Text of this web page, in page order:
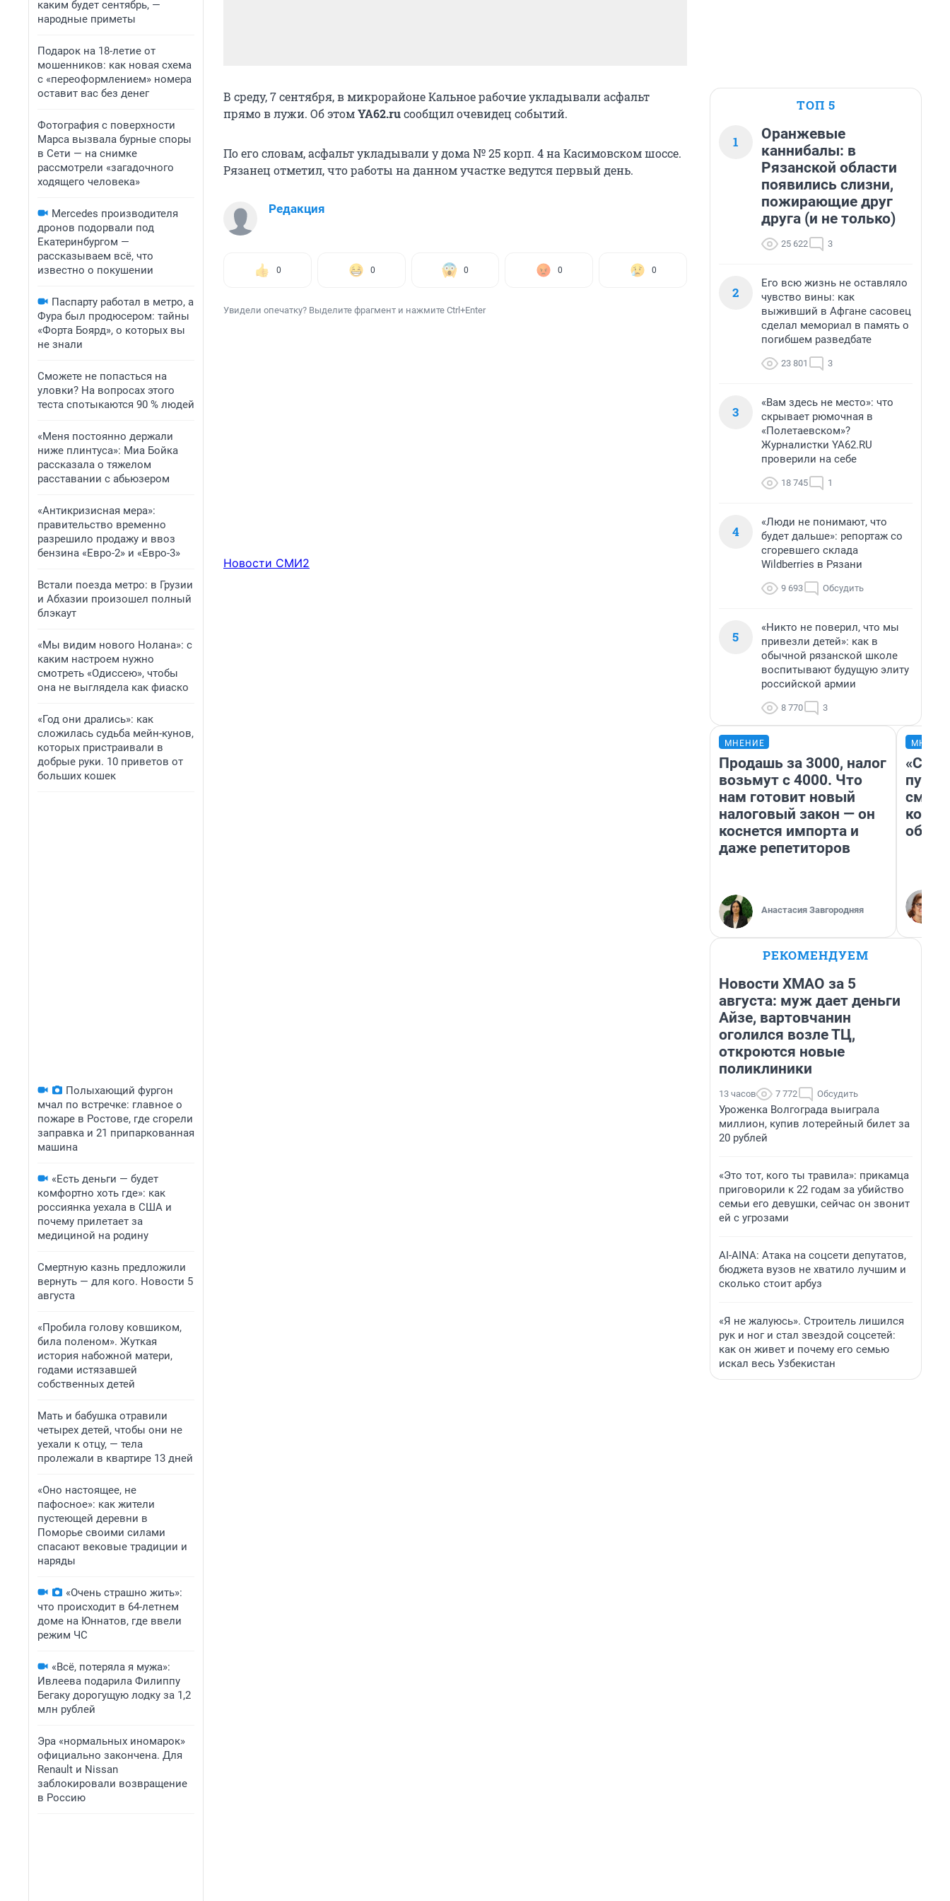
каким будет сентябрь, —
народные приметы
Подарок на 18-летие от
мошенников: как новая схема
с «переоформлением» номера
оставит вас без денег
Фотография с поверхности
Марса вызвала бурные споры
в Сети — на снимке
рассмотрели «загадочного
ходящего человека»
Mercedes производителя
дронов подорвали под
Екатеринбургом —
рассказываем всё, что
известно о покушении
Паспарту работал в метро, а
Фура был продюсером: тайны
«Форта Боярд», о которых вы
не знали
Сможете не попасться на
уловки? На вопросах этого
теста спотыкаются 90 % людей
«Меня постоянно держали
ниже плинтуса»: Миа Бойка
рассказала о тяжелом
расставании с абьюзером
«Антикризисная мера»:
правительство временно
разрешило продажу и ввоз
бензина «Евро-2» и «Евро-3»
Встали поезда метро: в Грузии
и Абхазии произошел полный
блэкаут
«Мы видим нового Нолана»: с
каким настроем нужно
смотреть «Одиссею», чтобы
она не выглядела как фиаско
«Год они дрались»: как
сложилась судьба мейн-кунов,
которых пристраивали в
добрые руки. 10 приветов от
больших кошек
Полыхающий фургон
мчал по встречке: главное о
пожаре в Ростове, где сгорели
заправка и 21 припаркованная
машина
«Есть деньги — будет
комфортно хоть где»: как
россиянка уехала в США и
почему прилетает за
медициной на родину
Смертную казнь предложили
вернуть — для кого. Новости 5
августа
«Пробила голову ковшиком,
била поленом». Жуткая
история набожной матери,
годами истязавшей
собственных детей
Мать и бабушка отравили
четырех детей, чтобы они не
уехали к отцу, — тела
пролежали в квартире 13 дней
«Оно настоящее, не
пафосное»: как жители
пустеющей деревни в
Поморье своими силами
спасают вековые традиции и
наряды
«Очень страшно жить»:
что происходит в 64-летнем
доме на Юннатов, где ввели
режим ЧС
«Всё, потеряла я мужа»:
Ивлеева подарила Филиппу
Бегаку дорогущую лодку за 1,2
млн рублей
Эра «нормальных иномарок»
официально закончена. Для
Renault и Nissan
заблокировали возвращение
в Россию
В среду, 7 сентября, в микрорайоне Кальное рабочие укладывали асфальт
прямо в лужи. Об этомYA62.ruсообщил очевидец событий.
По его словам, асфальт укладывали у дома № 25 корп. 4 на Касимовском шоссе.
Рязанец отметил, что работы на данном участке ведутся первый день.
Редакция
0 0 0 0 0
Увидели опечатку? Выделите фрагмент и нажмите Ctrl+Enter
Новости СМИ2
ТОП 5
1
Оранжевые
каннибалы: в
Рязанской области
появились слизни,
пожирающие друг
друга (и не только)
25 622 3
2
Его всю жизнь не оставляло
чувство вины: как
выживший в Афгане сасовец
сделал мемориал в память о
погибшем разведбате
23 801 3
3
«Вам здесь не место»: что
скрывает рюмочная в
«Полетаевском»?
Журналистки YA62.RU
проверили на себе
18 745 1
4
«Люди не понимают, что
будет дальше»: репортаж со
сгоревшего склада
Wildberries в Рязани
9 693 Обсудить
5
«Никто не поверил, что мы
привезли детей»: как в
обычной рязанской школе
воспитывают будущую элиту
российской армии
8 770 3
МНЕНИЕ
Продашь за 3000, налог
возьмут с 4000. Что
нам готовит новый
налоговый закон — он
коснется импорта и
даже репетиторов
Анастасия Завгородняя
РЕКОМЕНДУЕМ
Новости ХМАО за 5
августа: муж дает деньги
Айзе, вартовчанин
оголился возле ТЦ,
откроются новые
поликлиники
13 часов 7 772 Обсудить
Уроженка Волгограда выиграла
миллион, купив лотерейный билет за
20 рублей
«Это тот, кого ты травила»: прикамца
приговорили к 22 годам за убийство
семьи его девушки, сейчас он звонит
ей с угрозами
AI-AINA: Атака на соцсети депутатов,
бюджета вузов не хватило лучшим и
сколько стоит арбуз
«Я не жалуюсь». Строитель лишился
рук и ног и стал звездой соцсетей:
как он живет и почему его семью
искал весь Узбекистан